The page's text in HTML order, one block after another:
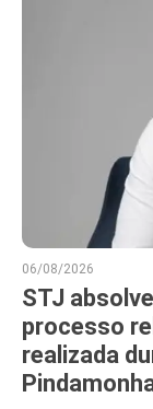
06/08/2026
STJ
processo
realizada